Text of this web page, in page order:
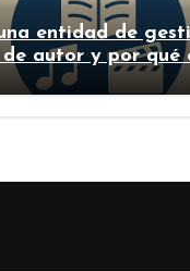
entidad de
de autor y por qué